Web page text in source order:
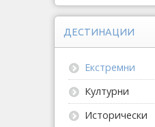
ДЕСТИНАЦИИ
Екстремни
Културни
Исторически